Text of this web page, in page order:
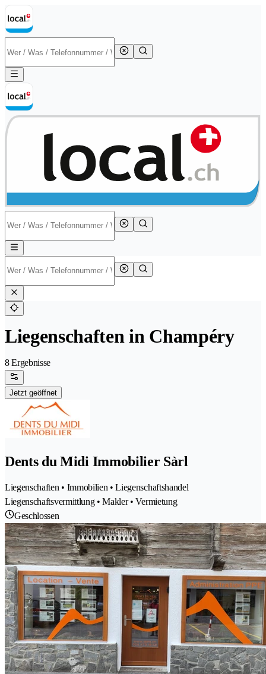
Liegenschaften in Champéry
8 Ergebnisse
Jetzt geöffnet
Dents du Midi Immobilier Sàrl
Liegenschaften • Immobilien • Liegenschaftshandel
Liegenschaftsvermittlung • Makler • Vermietung
Geschlossen